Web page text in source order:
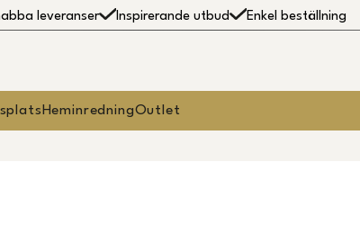
leveranser Inspirerande utbud Enkel beställning
HeminredningOutlet